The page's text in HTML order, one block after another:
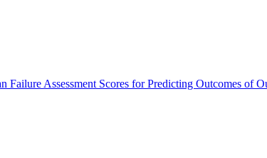
Assessment Scores for Predicting Outcomes of